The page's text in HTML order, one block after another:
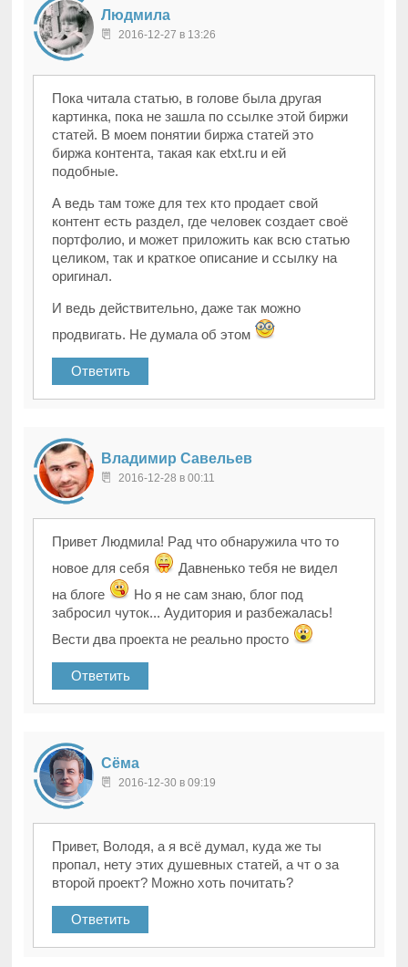
Людмила
2016-12-27 в 13:26
Пока читала статью, в голове была другая
картинка, пока не зашла по ссылке этой биржи
статей. В моем понятии биржа статей это
биржа контента, такая как etxt.ru и ей
подобные.
А ведь там тоже для тех кто продает свой
контент есть раздел, где человек создает своё
портфолио, и может приложить как всю статью
целиком, так и краткое описание и ссылку на
оригинал.
И ведь действительно, даже так можно
продвигать. Не думала об этом
Ответить
Владимир Савельев
2016-12-28 в 00:11
Привет Людмила! Рад что обнаружила что то
новое для себя
Давненько тебя не видел
на блоге
Но я не сам знаю, блог под
забросил чуток... Аудитория и разбежалась!
Вести два проекта не реально просто
Ответить
Сёма
2016-12-30 в 09:19
Привет, Володя, а я всё думал, куда же ты
пропал, нету этих душевных статей, а чт о за
второй проект? Можно хоть почитать?
Ответить